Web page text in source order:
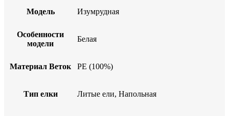
Модель Изумрудная
Особенности
модели
Белая
Материал Веток PE (100%)
Тип елки Литые ели, Напольная